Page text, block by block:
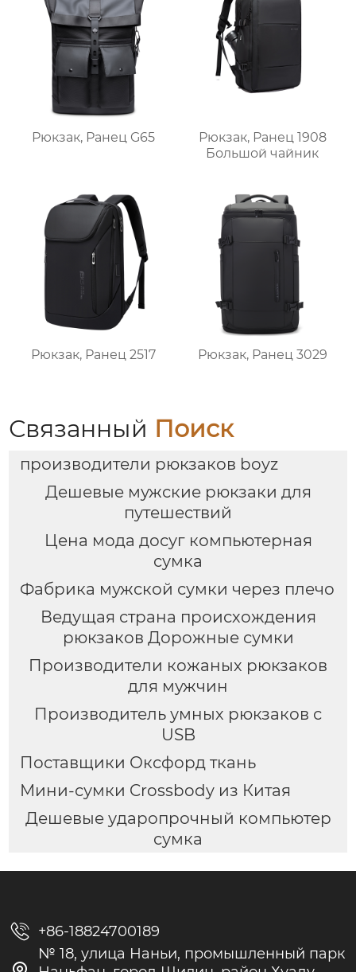
Рюкзак, Ранец G65
Рюкзак, Ранец 1908
Большой чайник
Рюкзак, Ранец 2517 Рюкзак, Ранец 3029
Связанный Поиск
производители рюкзаков boyz
Дешевые мужские рюкзаки для
путешествий
Цена мода досуг компьютерная
сумка
Фабрика мужской сумки через плечо
Ведущая страна происхождения
рюкзаков Дорожные сумки
Производители кожаных рюкзаков
для мужчин
Производитель умных рюкзаков с
USB
Поставщики Оксфорд ткань
Мини-сумки Crossbody из Китая
Дешевые ударопрочный компьютер
сумка
 +86-18824700189
№ 18, улица Наньи, промышленный парк